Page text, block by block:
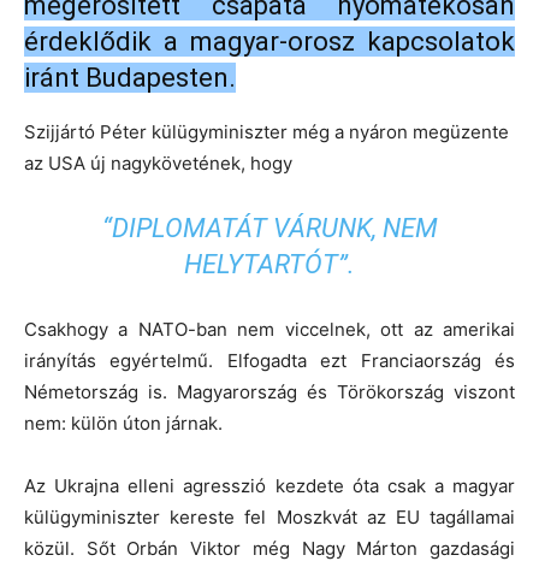
érdeklődik a magyar-orosz kapcsolatok
iránt Budapesten.
Szijjártó Péter külügyminiszter még a nyáron megüzente
az USA új nagykövetének, hogy
“DIPLOMATÁT VÁRUNK, NEM
HELYTARTÓT”.
Csakhogy a NATO-ban nem viccelnek, ott az amerikai
irányítás egyértelmű. Elfogadta ezt Franciaország és
Németország is. Magyarország és Törökország viszont
nem: külön úton járnak.
Az Ukrajna elleni agresszió kezdete óta csak a magyar
külügyminiszter kereste fel Moszkvát az EU tagállamai
közül. Sőt Orbán Viktor még Nagy Márton gazdasági